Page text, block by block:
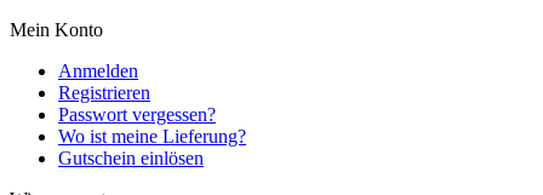
Mein Konto
Anmelden
Registrieren
Passwort vergessen?
Wo ist meine Lieferung?
Gutschein einlösen